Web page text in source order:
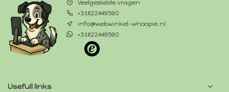
Veelgestelde vragen
+31622449590
info@webwinkel-whoopie.nl
+31622449590
Usefull links